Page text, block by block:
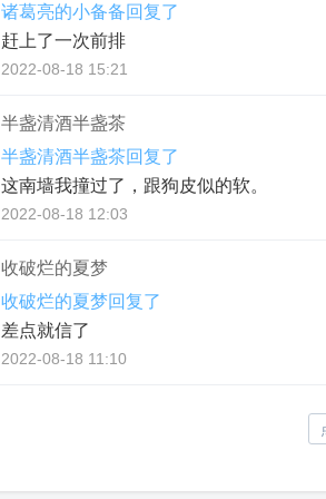
诸葛亮的小备备回复了
赶上了一次前排
2022-08-18 15:21
半盏清酒半盏茶
半盏清酒半盏茶回复了
这南墙我撞过了，跟狗皮似的软。
2022-08-18 12:03
收破烂的夏梦
收破烂的夏梦回复了
差点就信了
2022-08-18 11:10